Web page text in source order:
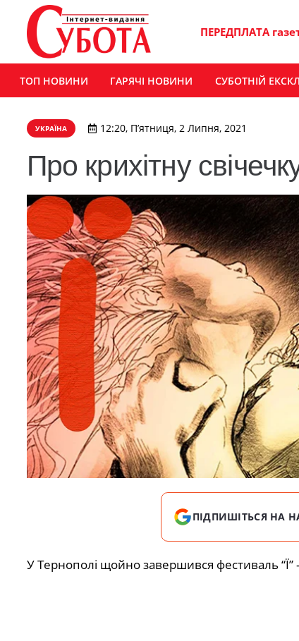
ПЕРЕДПЛАТА
ТОП НОВИНИ ГАРЯЧІ НОВИНИ СУБОТНІЙ
УКРАЇНА 12:20, П’ятниця, 2 Липня, 2021
Про крихітну
ПІДПИШІТЬСЯ НА
У Тернополі щойно завершився фестиваль